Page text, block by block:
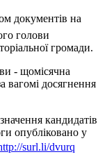
документів на
голови
громади.
- щомісячна
вагомі досягнення
кандидатів
опубліковано у
surl.li/dvurq